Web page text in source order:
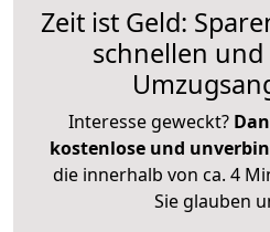
Zeit ist Geld:
schnellen und
Interesse geweckt?
kostenlose und
die innerhalb von ca. 4
Sie glauben